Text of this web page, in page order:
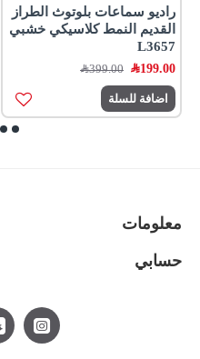
راديو سماعات بلوتوث الطراز
القديم النمط كلاسيكي خشبي
L3657
199.00﷼ 399.00﷼
اضافة للسلة
معلومات
حسابي